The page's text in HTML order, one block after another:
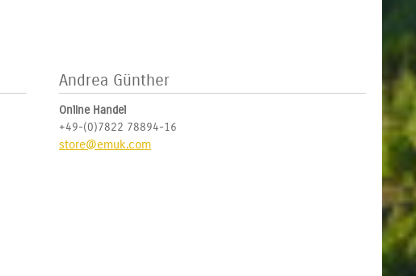
Andrea Günther
Online Handel
+49-(0)7822 78894-16
store@emuk.com